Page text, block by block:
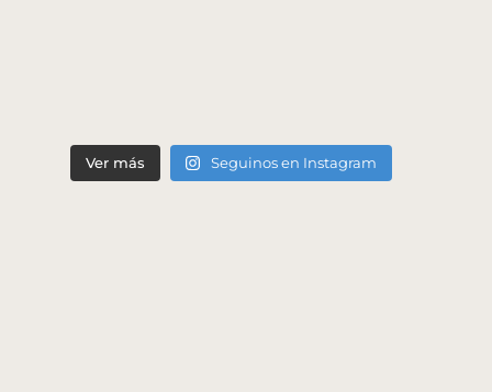
Ver más Seguinos en Instagram